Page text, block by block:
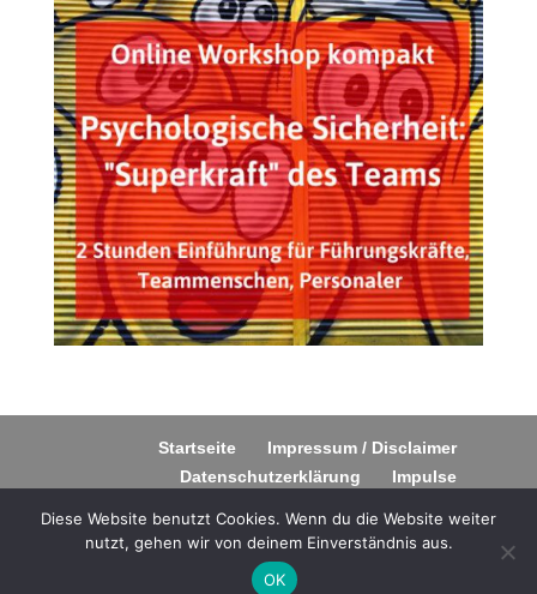
Startseite
Impressum / Disclaimer
Datenschutzerklärung
Impulse
© 2023 Coaching - Volbracht
Diese Website benutzt Cookies. Wenn du die Website weiter
nutzt, gehen wir von deinem Einverständnis aus.
OK